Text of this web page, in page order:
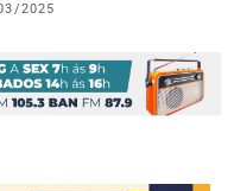
2025